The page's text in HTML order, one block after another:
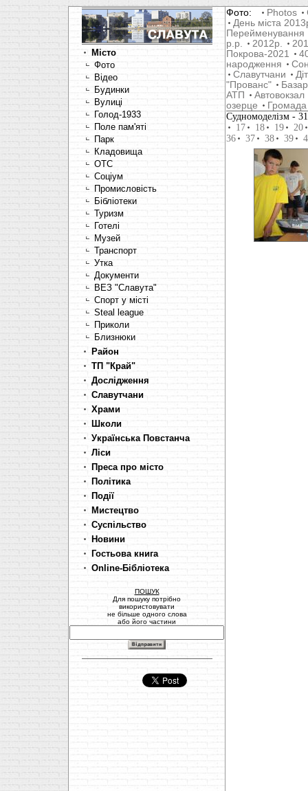
Місто
Фото
Відео
Будинки
Вулиці
Голод-1933
Поле пам'яті
Парк
Кладовища
OTC
Соціум
Промисловість
Бібліотеки
Туризм
Готелі
Музей
Транспорт
Утка
Документи
ВЕЗ "Славута"
Спорт у місті
Steal league
Приколи
Близнюки
Район
ТП "Край"
Дослідження
Славутчани
Храми
Школи
Українська Повстанча
Ліси
Преса про місто
Політика
Події
Мистецтво
Суспільство
Новини
Гостьова книга
Online-Бібліотека
ПОШУК
Для пошуку потрібно
використовувати
не більше одного слова
або його частини
Фото: Photos
День міста
Перейменування
р.р.
2012р.
Покрова-2021
народження
Славутчани
"Прованс"
Базар
АТП
Автовокзал
озерце
Громада
Cудномоделізм -
17
18 19
20
36
37 38 39